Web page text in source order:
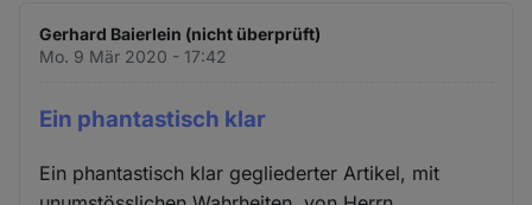
Gerhard Baierlein (nicht überprüft)
Mo. 9 Mär 2020 - 17:42
Ein phantastisch klar
Ein phantastisch klar gegliederter Artikel, mit